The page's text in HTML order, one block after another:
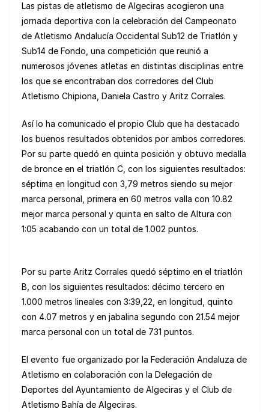
at
s
A
p
p
c
e
b
o
o
ail e
gr
a
m
e
s
k
y
C
h
at
n
e
m
e
m
p
tir
Las pistas de atletismo de Algeciras acogieron una
jornada deportiva con la celebración del Campeonato
de Atletismo Andalucía Occidental Sub12 de Triatlón y
Sub14 de Fondo, una competición que reunió a
numerosos jóvenes atletas en distintas disciplinas entre
los que se encontraban dos corredores del Club
Atletismo Chipiona, Daniela Castro y Aritz Corrales.
Así lo ha comunicado el propio Club que ha destacado
los buenos resultados obtenidos por ambos corredores.
Por su parte quedó en quinta posición y obtuvo medalla
de bronce en el triatlón C, con los siguientes resultados:
séptima en longitud con 3,79 metros siendo su mejor
marca personal, primera en 60 metros valla con 10.82
mejor marca personal y quinta en salto de Altura con
1:05 acabando con un total de 1.002 puntos.
Por su parte Aritz Corrales quedó séptimo en el triatlón
B, con los siguientes resultados: décimo tercero en
1.000 metros lineales con 3:39,22, en longitud, quinto
con 4.07 metros y en jabalina segundo con 21.54 mejor
marca personal con un total de 731 puntos.
El evento fue organizado por la Federación Andaluza de
Atletismo en colaboración con la Delegación de
Deportes del Ayuntamiento de Algeciras y el Club de
Atletismo Bahía de Algeciras.